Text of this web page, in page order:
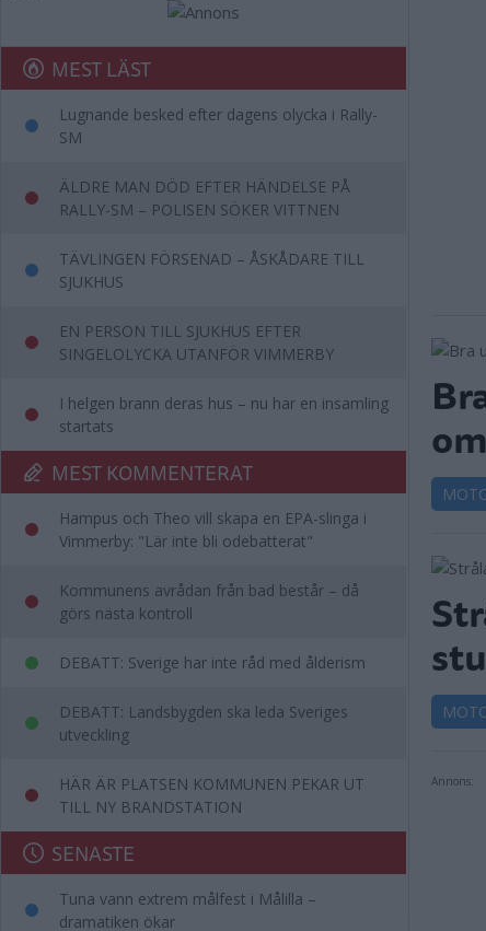
MEST LÄST
Lugnande besked efter dagens olycka i Rally-
SM
ÄLDRE MAN DÖD EFTER HÄNDELSE PÅ
RALLY-SM – POLISEN SÖKER VITTNEN
TÄVLINGEN FÖRSENAD – ÅSKÅDARE TILL
SJUKHUS
EN PERSON TILL SJUKHUS EFTER
SINGELOLYCKA UTANFÖR VIMMERBY
I helgen brann deras hus – nu har en insamling
startats
MEST KOMMENTERAT
Hampus och Theo vill skapa en EPA-slinga i
Vimmerby: "Lär inte bli odebatterat"
Kommunens avrådan från bad består – då
görs nästa kontroll
DEBATT: Sverige har inte råd med ålderism
DEBATT: Landsbygden ska leda Sveriges
utveckling
HÄR ÄR PLATSEN KOMMUNEN PEKAR UT
TILL NY BRANDSTATION
SENASTE
Tuna vann extrem målfest i Målilla –
dramatiken ökar
Annons: